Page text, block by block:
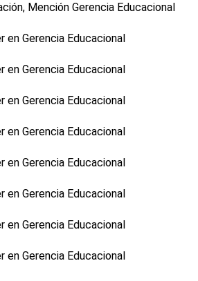
Mención Gerencia Educacional
en Gerencia Educacional
en Gerencia Educacional
en Gerencia Educacional
en Gerencia Educacional
en Gerencia Educacional
en Gerencia Educacional
en Gerencia Educacional
en Gerencia Educacional